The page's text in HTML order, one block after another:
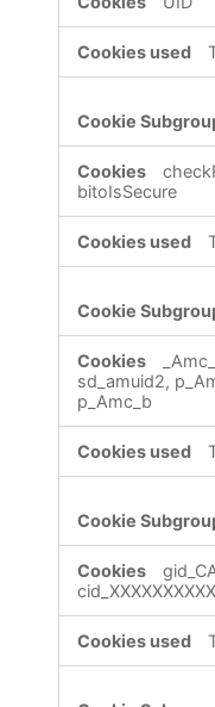
bitoIsSecure
sd_amuid2,
p_Amc_b